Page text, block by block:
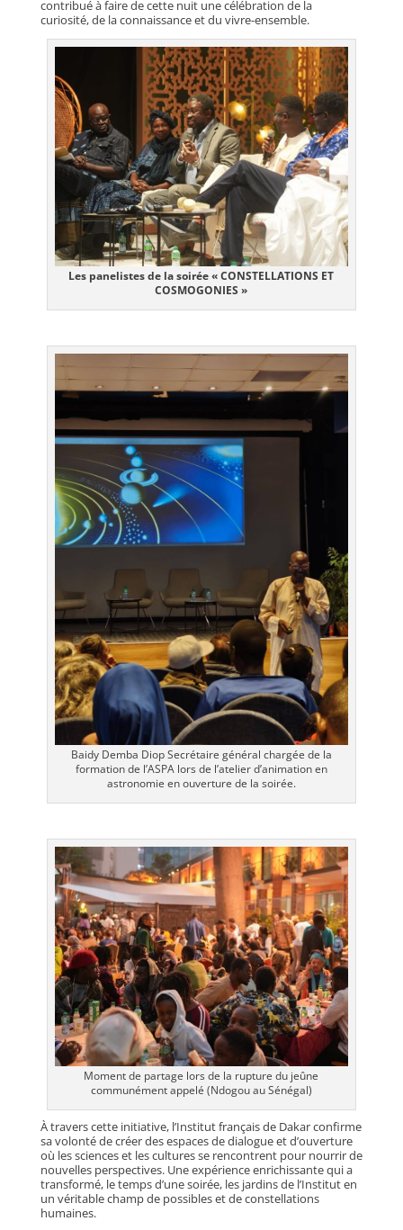
contribué à faire de cette nuit une célébration de la
curiosité, de la connaissance et du vivre-ensemble.
Les panelistes de la soirée « CONSTELLATIONS ET
COSMOGONIES »
Baidy Demba Diop Secrétaire général chargée de la
formation de l’ASPA lors de l’atelier d’animation en
astronomie en ouverture de la soirée.
Moment de partage lors de la rupture du jeûne
communément appelé (Ndogou au Sénégal)
À travers cette initiative, l’Institut français de Dakar confirme
sa volonté de créer des espaces de dialogue et d’ouverture
où les sciences et les cultures se rencontrent pour nourrir de
nouvelles perspectives. Une expérience enrichissante qui a
transformé, le temps d’une soirée, les jardins de l’Institut en
un véritable champ de possibles et de constellations
humaines.